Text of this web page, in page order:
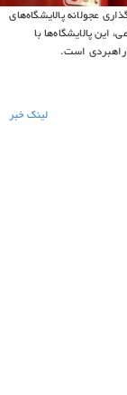
عجولانه پالایشگاه‌های
این پالایشگاه‌ها با
راهبردی است.
لینک خبر